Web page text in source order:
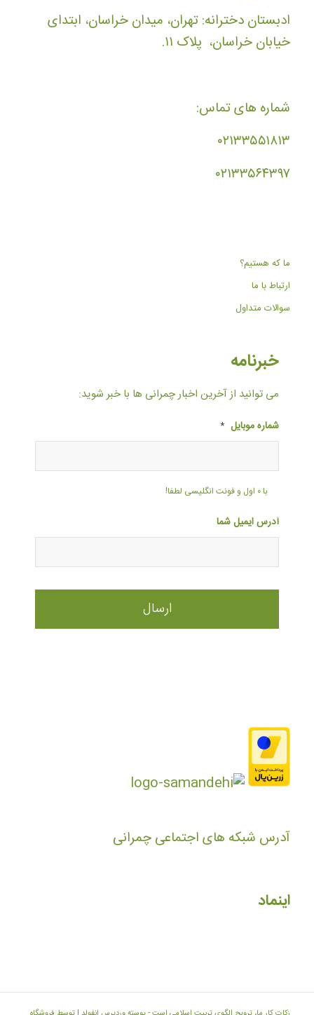
ادبستان دخترانه: تهران، میدان خراسان، ابتدای
خیابان خراسان، پلاک ۱۱.
شماره های تماس:
۰۲۱۳۳۵۵۱۸۱۳
۰۲۱۳۳۵۶۴۳۹۷
ما که هستیم؟
ارتباط با ما
سوالات متداول
خبرنامه
می توانید از آخرین اخبار چمرانی ها با خبر شوید:
شماره موبایل *
با ۰ اول و فونت انگلیسی لطفا!
آدرس ایمیل شما
آدرس شبکه های اجتماعی چمرانی
اینماد